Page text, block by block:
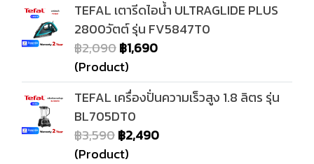
TEFAL เตารีดไอน้ำ ULTRAGLIDE PLUS
2800วัตต์ รุ่น FV5847T0
฿2,090฿1,690
(Product)
TEFAL เครื่องปั่นความเร็วสูง 1.8 ลิตร รุ่น
BL705DT0
฿3,590฿2,490
(Product)